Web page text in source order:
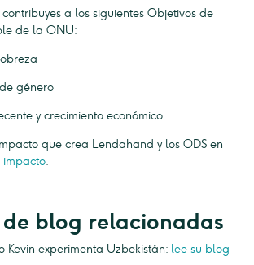
a los siguientes Objetivos de
de la ONU:
género
y crecimiento económico
que crea Lendahand y los ODS en
impacto.
blog relacionadas
Kevin experimenta Uzbekistán: lee su blog